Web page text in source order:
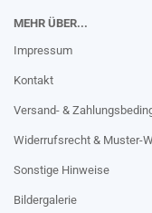
MEHR ÜBER...
Impressum
Kontakt
Versand- &
Widerrufsrecht & Muster-
Sonstige Hinweise
Bildergalerie